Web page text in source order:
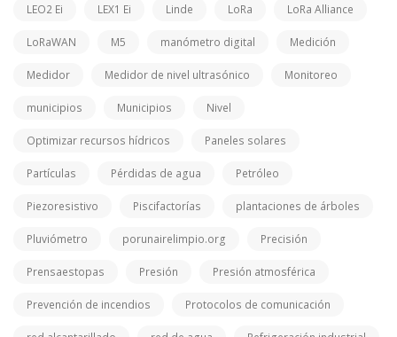
LEO2 Ei LEX1 Ei Linde LoRa LoRa Alliance
LoRaWAN M5 manómetro digital Medición
Medidor Medidor de nivel ultrasónico Monitoreo
municipios Municipios Nivel
Optimizar recursos hídricos Paneles solares
Partículas Pérdidas de agua Petróleo
Piezoresistivo Piscifactorías plantaciones de árboles
Pluviómetro porunairelimpio.org Precisión
Prensaestopas Presión Presión atmosférica
Prevención de incendios Protocolos de comunicación